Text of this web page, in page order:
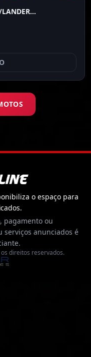
o espaço para
pagamento ou
anunciados é
direitos reservados.